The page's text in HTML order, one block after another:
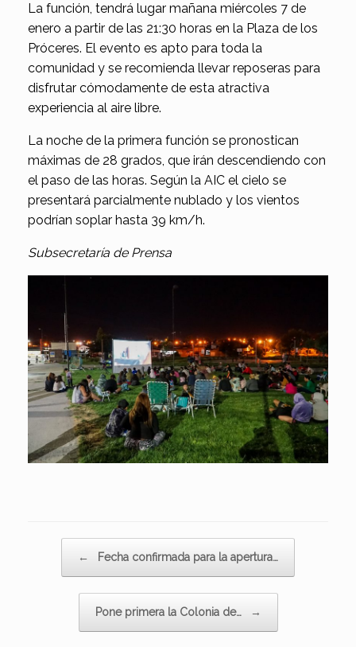
La función, tendrá lugar mañana miércoles 7 de
enero a partir de las 21:30 horas en la Plaza de los
Próceres. El evento es apto para toda la
comunidad y se recomienda llevar reposeras para
disfrutar cómodamente de esta atractiva
experiencia al aire libre.
La noche de la primera función se pronostican
máximas de 28 grados, que irán descendiendo con
el paso de las horas. Según la AIC el cielo se
presentará parcialmente nublado y los vientos
podrían soplar hasta 39 km/h.
Subsecretaría de Prensa
← Fecha confirmada para la apertura…
Pone primera la Colonia de… →